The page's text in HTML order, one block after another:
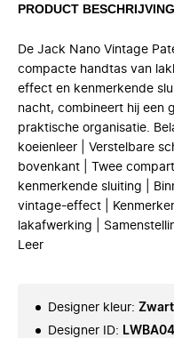
PRODUCT BESCHRIJVING
De Jack Nano Vintage
compacte handtas van
effect en kenmerkende
nacht, combineert hij een
praktische organisatie.
koeienleer | Verstelbare
bovenkant | Twee
kenmerkende sluiting |
vintage-effect |
lakafwerking |
Leer
Designer kleur: Zwart
Designer ID: